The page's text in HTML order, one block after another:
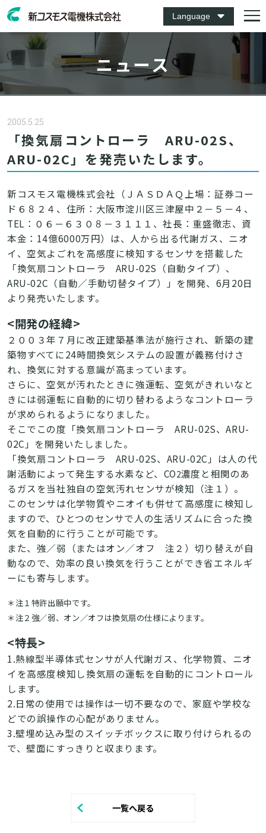
Language
ニュース
2005.5.25
「換気扇コントローラ ARU-02S、
ARU-02C」を発売いたします。
新コスモス電機株式会社（ＪＡＳＤＡＱ上場：証券コー
ド６８２４、住所：大阪市淀川区三津屋中２－５－４、
TEL：０６－６３０８－３１１１、社長：重盛徹志、資
本金：14億6000万円）は、人から出る代謝ガス、ニオ
イ、空気よごれを高感度に検知するセンサを搭載した
「換気扇コントローラ ARU-02S（自動タイプ）、
ARU-02C（自動／手動切替タイプ）」を開発、6月20日
より発売いたします。
<開発の経緯>
２００３年７月に改正建築基準法が施行され、新築の建
築物すべてに24時間換気システムの設置が義務付けさ
れ、換気に対する意識が高まっています。
さらに、空気が汚れたときに強運転、空気がきれいなと
きには弱運転に自動的に切り替わるようなコントローラ
が求められるようになりました。
そこでこの度「換気扇コントローラ ARU-02S、ARU-
02C」を開発いたしました。
「換気扇コントローラ ARU-02S、ARU-02C」は人の代
謝活動によって発生する水素など、CO2濃度と相関のあ
るガスを当社独自の空気汚れセンサが検知（注１）。
このセンサは化学物質やニオイも併せて高感度に検知し
ますので、ひとつのセンサで人の生活リズムに合った換
気を自動的に行うことが可能です。
また、強／弱（またはオン／オフ 注２）切り替えが自
動なので、効率の良い換気を行うことができ省エネルギ
ーにも寄与します。
＊注１特許出願中です。
＊注２強／弱、オン／オフは換気扇の仕様によります。
<特長>
1.熱線型半導体式センサが人代謝ガス、化学物質、ニオ
イを高感度検知し換気扇の運転を自動的にコントロール
します。
2.日常の使用では操作は一切不要なので、家庭や学校な
どでの誤操作の心配がありません。
3.壁埋め込み型のスイッチボックスに取り付けられるの
で、壁面にすっきりと収まります。
一覧へ戻る